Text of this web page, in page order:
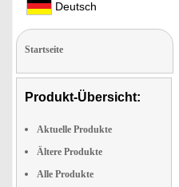
Deutsch
Startseite
Produkt-Übersicht:
Aktuelle Produkte
Ältere Produkte
Alle Produkte